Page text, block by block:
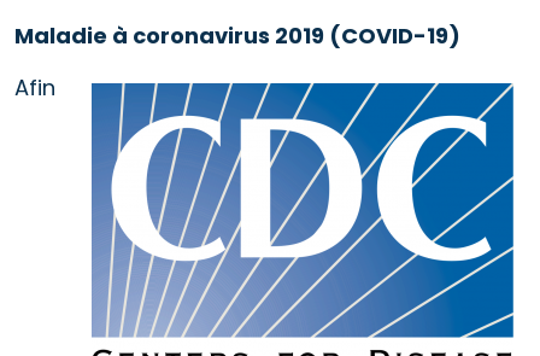
Maladie à coronavirus 2019 (COVID-19)
Afin